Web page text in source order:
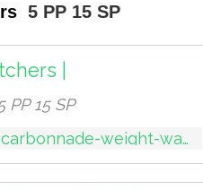
5 PP 15 SP
|
15 SP
http://sport-et-regime.com/fiche-cookeo-carbonnade-weight-watchers